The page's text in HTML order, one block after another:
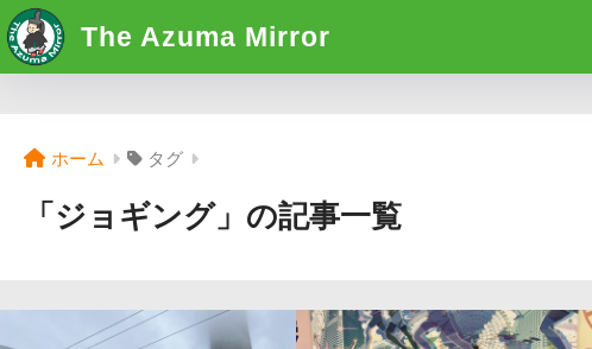
The Azuma Mirror
ホーム タグ
「ジョギング」の記事一覧